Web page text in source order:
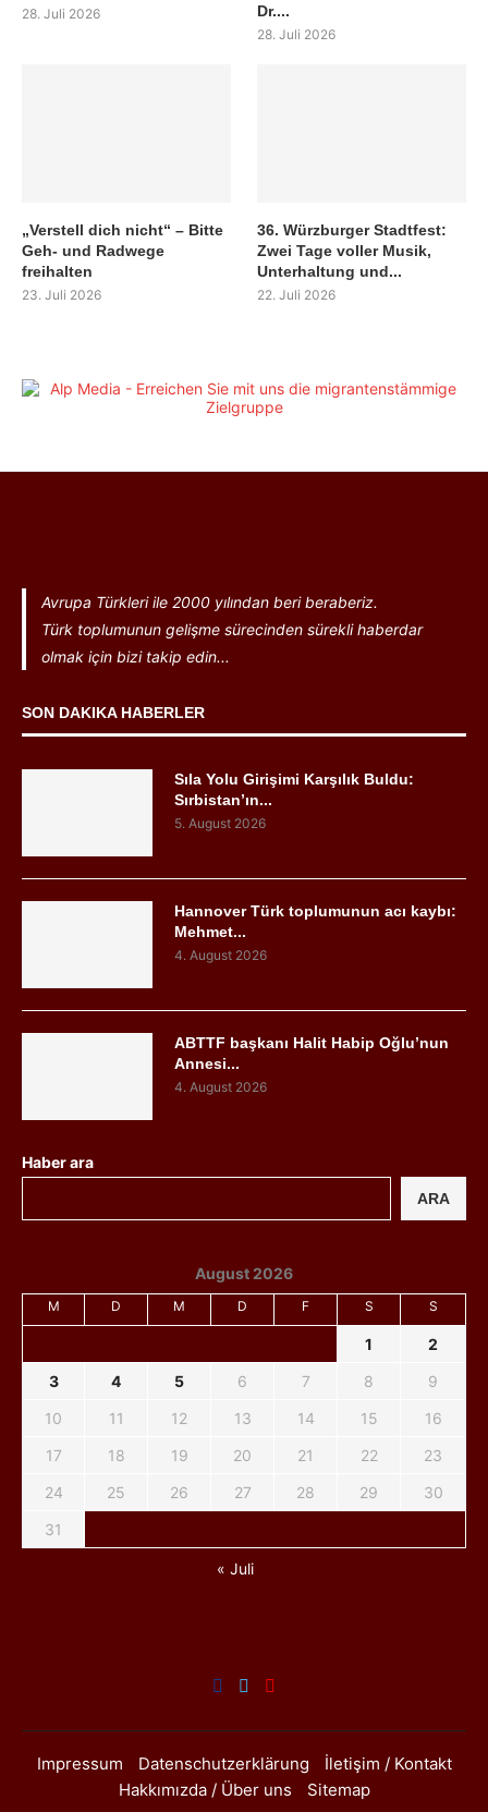
28. Juli 2026
Dr....
28. Juli 2026
„Verstell dich nicht“ – Bitte
Geh- und Radwege
freihalten
23. Juli 2026
36. Würzburger Stadtfest:
Zwei Tage voller Musik,
Unterhaltung und...
22. Juli 2026
Avrupa Türkleri ile 2000 yılından beri beraberiz.
Türk toplumunun gelişme sürecinden sürekli haberdar
olmak için bizi takip edin...
SON DAKIKA HABERLER
Sıla Yolu Girişimi Karşılık Buldu:
Sırbistan’ın...
5. August 2026
Hannover Türk toplumunun acı kaybı:
Mehmet...
4. August 2026
ABTTF başkanı Halit Habip Oğlu’nun
Annesi...
4. August 2026
Haber ara
ARA
August 2026
M D M D F S S
1
2
3
4 5 6 7 8
9
10
11 12 13 14 15
16
17
18 19 20 21 22
23
24
25 26 27 28 29
30
31
« Juli
Impressum Datenschutzerklärung
İletişim / Kontakt
Hakkımızda / Über uns
Sitemap